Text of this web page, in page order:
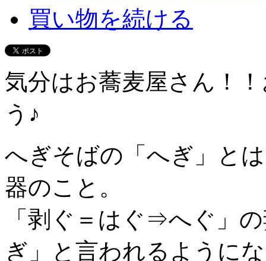
買い物を続ける
気分はお蕎麦屋さん！
う♪
へぎそばの「へぎ」と
器のこと。
「剥ぐ＝はぐ⇒へぐ」
ぎ」と言われるように